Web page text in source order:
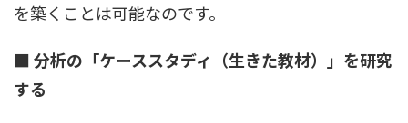
を築くことは可能なのです。
■ 分析の「ケーススタディ（生きた教材）」を研究
する